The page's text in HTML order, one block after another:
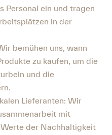
Personal ein und tragen
in der
bemühen uns, wann
zu kaufen, um die
und die
Lieferanten: Wir
mit
der Nachhaltigkeit